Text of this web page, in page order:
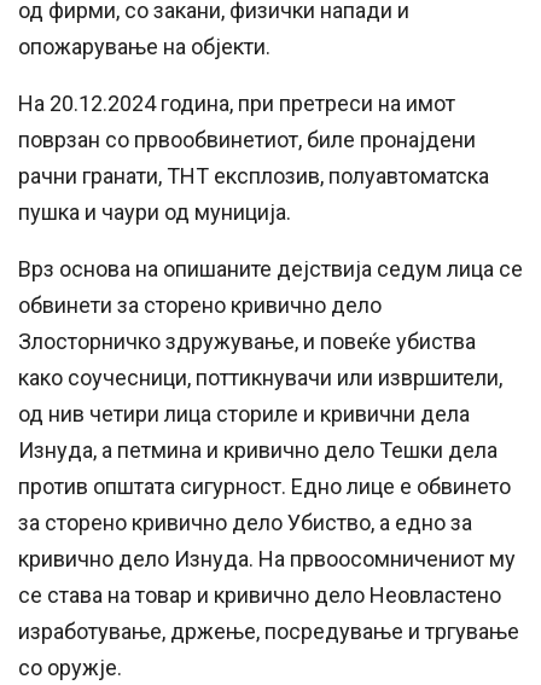
од фирми, со закани, физички напади и
опожарување на објекти.
На 20.12.2024година, при претреси на имот
поврзан со првообвинетиот, биле пронајдени
рачни гранати, ТНТ експлозив, полуавтоматска
пушка и чаури од муниција.
Врз основа на опишаните дејствија седум лица се
обвинети за сторено кривично дело
Злосторничко здружување, и повеќе убиства
како соучесници, поттикнувачи или извршители,
од нив четири лица сториле и кривични дела
Изнуда, а петмина и кривично дело Тешки дела
против општата сигурност. Едно лице е обвинето
за сторено кривично дело Убиство, а едно за
кривично дело Изнуда. На првоосомничениот му
се става на товар и кривично дело Неовластено
изработување, држење, посредување и тргување
со оружје.